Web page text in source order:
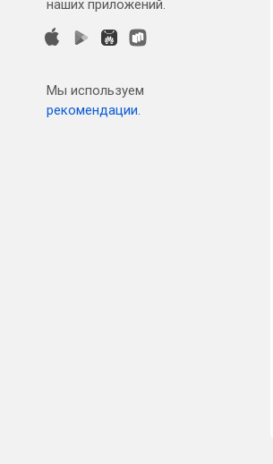
наших приложений.
Мы используем
рекомендации.